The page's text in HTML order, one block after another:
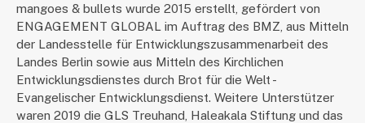
mangoes & bullets wurde 2015 erstellt, gefördert von
ENGAGEMENT GLOBAL im Auftrag des BMZ, aus Mitteln
der Landesstelle für Entwicklungszusammenarbeit des
Landes Berlin sowie aus Mitteln des Kirchlichen
Entwicklungsdienstes durch Brot für die Welt -
Evangelischer Entwicklungsdienst. Weitere Unterstützer
waren 2019 die GLS Treuhand, Haleakala Stiftung und das